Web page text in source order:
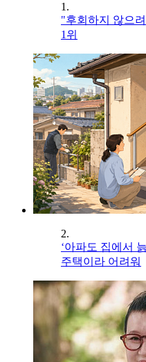
1.
"후회하지 않으
1위
2.
‘아파도 집에서
주택이라 어려워